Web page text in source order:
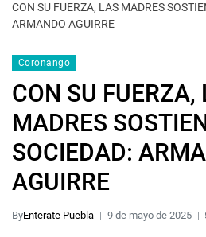
CON SU FUERZA, LAS MADRES
ARMANDO AGUIRRE
Coronango
CON SU FUERZA,
MADRES
SOCIEDAD:
AGUIRRE
ByEnterate Puebla 9 de mayo de 2025